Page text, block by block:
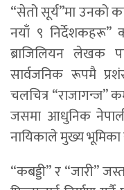
“सेतो सूर्य”मा उनको
नयाँ ९ निर्देशकहरू”
ब्राजिलियन लेखक
सार्वजनिक रूपमै
चलचित्र “राजागन्ज”
जसमा आधुनिक
नायिकाले मुख्य
“कबड्डी” र “जारी”